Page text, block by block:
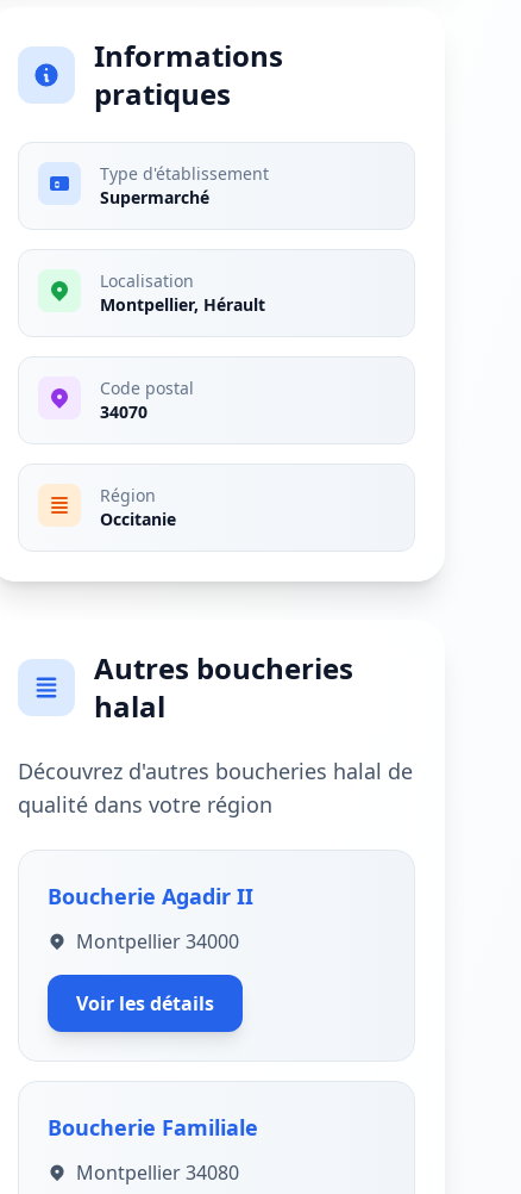
Informations
pratiques
Type d'établissement
Supermarché
Localisation
Montpellier, Hérault
Code postal
34070
Région
Occitanie
Autres boucheries
halal
Découvrez d'autres boucheries halal de
qualité dans votre région
Boucherie Agadir II
Montpellier 34000
Voir les détails
Boucherie Familiale
Montpellier 34080